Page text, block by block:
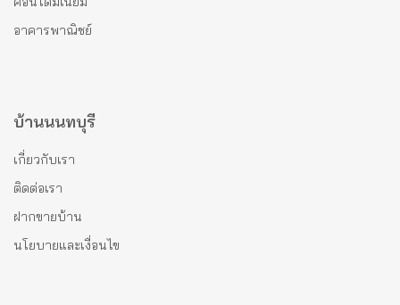
อาคารพาณิชย์
บ้านนนทบุรี
เกี่ยวกับเรา
ติดต่อเรา
ฝากขายบ้าน
นโยบายและเงื่อนไข